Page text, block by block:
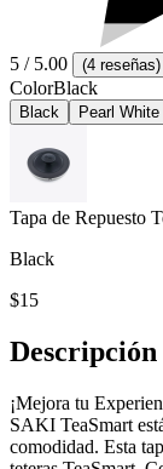
5 / 5.00 (4 reseñas)
ColorBlack
Black Pearl White
Tapa de Repuesto
Black
$15
¡Mejora tu
SAKI TeaSmart
comodidad. Esta